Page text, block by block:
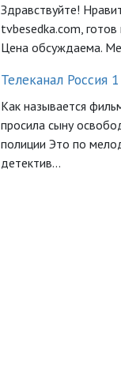
Здравствуйте!
tvbesedka.com, готов
Цена обсуждаема.
Телеканал Россия 1
Как называется
просила сыну
полиции Это по
детектив...